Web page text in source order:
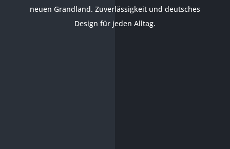
neuen Grandland. Zuverlässigkeit und deutsches
Design für jeden Alltag.